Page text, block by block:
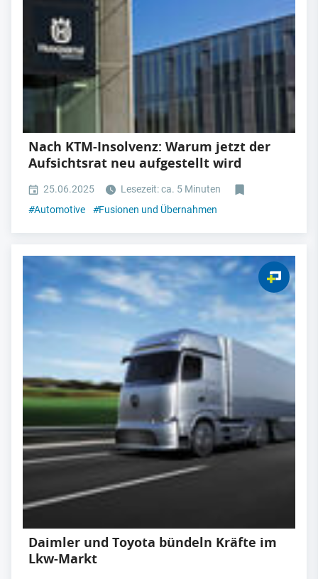
Nach KTM-Insolvenz: Warum jetzt der
Aufsichtsrat neu aufgestellt wird
25.06.2025
Lesezeit: ca. 5 Minuten
#Automotive #Fusionen und Übernahmen
Daimler und Toyota bündeln Kräfte im
Lkw-Markt